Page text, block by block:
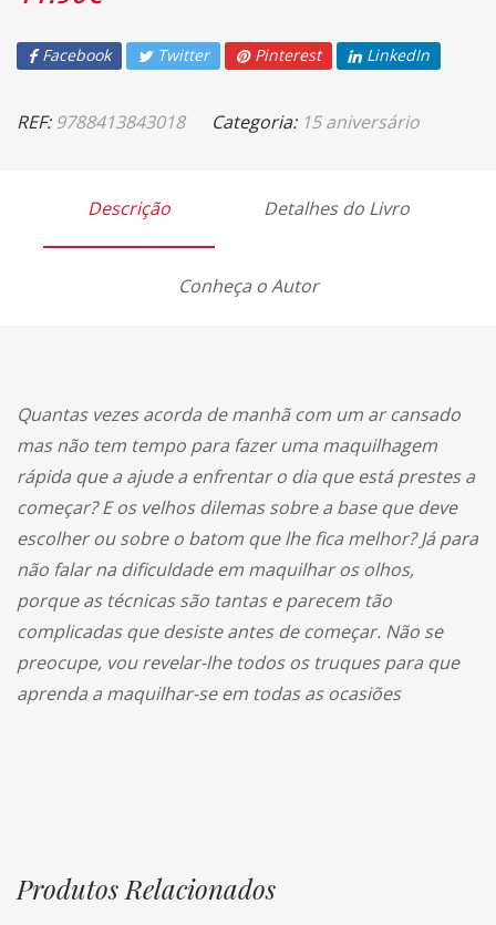
Facebook Twitter Pinterest LinkedIn
REF:9788413843018 Categoria: 15 aniversário
Descrição Detalhes do Livro
Conheça o Autor
Quantas vezes acorda de manhã com um ar cansado
mas não tem tempo para fazer uma maquilhagem
rápida que a ajude a enfrentar o dia que está prestes a
começar? E os velhos dilemas sobre a base que deve
escolher ou sobre o batom que lhe fica melhor? Já para
não falar na dificuldade em maquilhar os olhos,
porque as técnicas são tantas e parecem tão
complicadas que desiste antes de começar. Não se
preocupe, vou revelar-lhe todos os truques para que
aprenda a maquilhar-se em todas as ocasiões
Produtos Relacionados